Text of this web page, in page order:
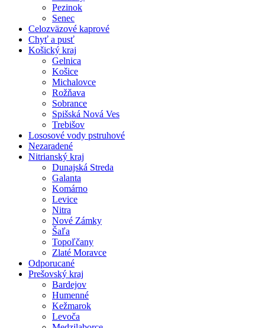
Pezinok
Senec
Celozväzové kaprové
Chyť a pusť
Košický kraj
Gelnica
Košice
Michalovce
Rožňava
Sobrance
Spišská Nová Ves
Trebišov
Lososové vody pstruhové
Nezaradené
Nitrianský kraj
Dunajská Streda
Galanta
Komárno
Levice
Nitra
Nové Zámky
Šaľa
Topoľčany
Zlaté Moravce
Odporucané
Prešovský kraj
Bardejov
Humenné
Kežmarok
Levoča